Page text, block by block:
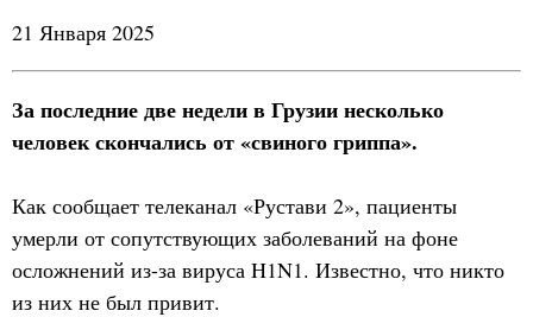
21 Января 2025
За последние две недели в Грузии несколько
человек скончались от «свиного гриппа».
Как сообщает телеканал «Рустави 2», пациенты
умерли от сопутствующих заболеваний на фоне
осложнений из-за вируса H1N1. Известно, что никто
из них не был привит.